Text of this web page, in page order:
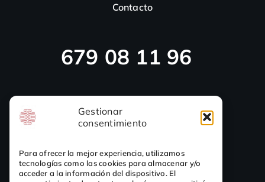
Gestionar
consentimiento
Para ofrecer la mejor experiencia, utilizamos
tecnologías como las cookies para almacenar y/o
acceder a la información del dispositivo. El
Contacto
679 08 11 96
923 46 14 10